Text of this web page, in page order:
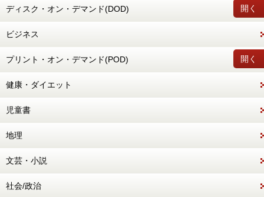
開く
ディスク・オン・デマンド(DOD)
ビジネス
開く
プリント・オン・デマンド(POD)
健康・ダイエット
児童書
地理
文芸・小説
社会/政治